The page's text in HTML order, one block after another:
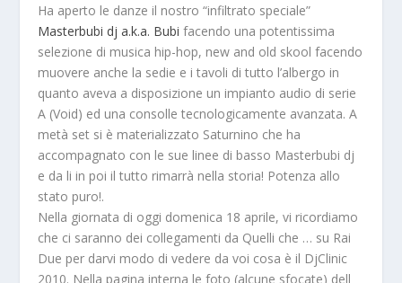
Ha aperto le danze il nostro “infiltrato speciale”
Masterbubi dj a.k.a. Bubi facendo una potentissima
selezione di musica hip-hop, new and old skool facendo
muovere anche la sedie e i tavoli di tutto l’albergo in
quanto aveva a disposizione un impianto audio di serie
A (Void) ed una consolle tecnologicamente avanzata. A
metà set si è materializzato Saturnino che ha
accompagnato con le sue linee di basso Masterbubi dj
e da li in poi il tutto rimarrà nella storia! Potenza allo
stato puro!.
Nella giornata di oggi domenica 18 aprile, vi ricordiamo
che ci saranno dei collegamenti da Quelli che … su Rai
Due per darvi modo di vedere da voi cosa è il DjClinic
2010. Nella pagina interna le foto (alcune sfocate) dell